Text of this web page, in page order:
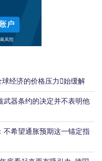
经济的价格压力𫔭始缓解
武器条约的决定并不表明他
不希望通胀预期这一锚定指